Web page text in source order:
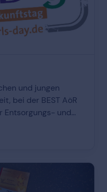
und jungen
bei der BEST AöR
Entsorgungs- und
über
Die BEST AöR
und lädt
vielseitigen Beruf